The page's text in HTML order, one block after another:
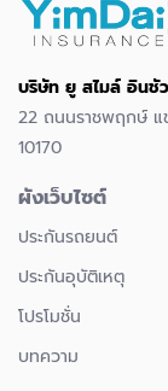
บริษัท ยู สไมล์ อินชั
22 ถนนราชพฤกษ์ แ
10170
ผังเว็บไซต์
ประกันรถยนต์
ประกันอุบัติเหตุ
โปรโมชั่น
บทความ